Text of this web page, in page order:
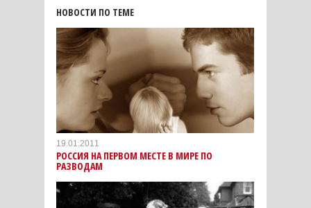
НОВОСТИ ПО ТЕМЕ
19.01.2011
РОССИЯ НА ПЕРВОМ МЕСТЕ В МИРЕ ПО
РАЗВОДАМ